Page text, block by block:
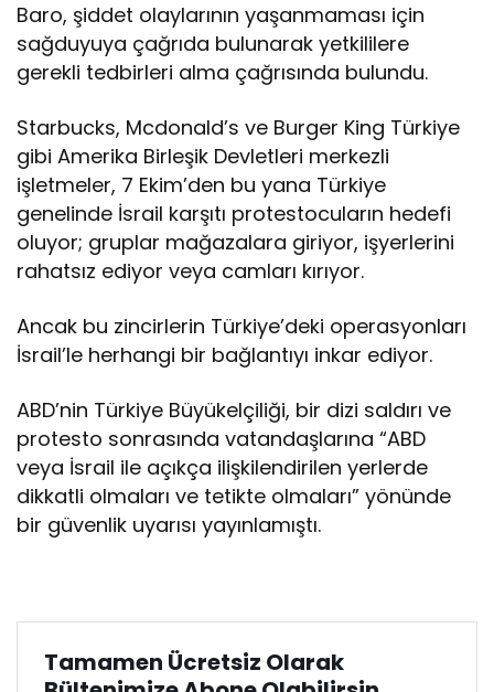
Baro, şiddet olaylarının yaşanmaması için
sağduyuya çağrıda bulunarak yetkililere
gerekli tedbirleri alma çağrısında bulundu.
Starbucks, Mcdonald’s ve Burger King Türkiye
gibi Amerika Birleşik Devletleri merkezli
işletmeler, 7 Ekim’den bu yana Türkiye
genelinde İsrail karşıtı protestocuların hedefi
oluyor; gruplar mağazalara giriyor, işyerlerini
rahatsız ediyor veya camları kırıyor.
Ancak bu zincirlerin Türkiye’deki operasyonları
İsrail’le herhangi bir bağlantıyı inkar ediyor.
ABD’nin Türkiye Büyükelçiliği, bir dizi saldırı ve
protesto sonrasında vatandaşlarına “ABD
veya İsrail ile açıkça ilişkilendirilen yerlerde
dikkatli olmaları ve tetikte olmaları” yönünde
bir güvenlik uyarısı yayınlamıştı.
Tamamen Ücretsiz Olarak